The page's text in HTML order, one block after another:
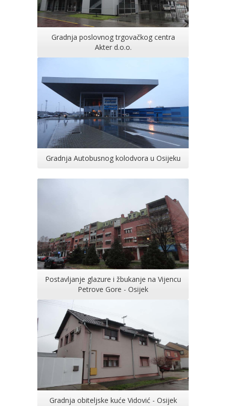
Gradnja poslovnog trgovačkog centra
Akter d.o.o.
Gradnja Autobusnog kolodvora u Osijeku
Postavljanje glazure i žbukanje na Vijencu
Petrove Gore - Osijek
Gradnja obiteljske kuće Vidović - Osijek